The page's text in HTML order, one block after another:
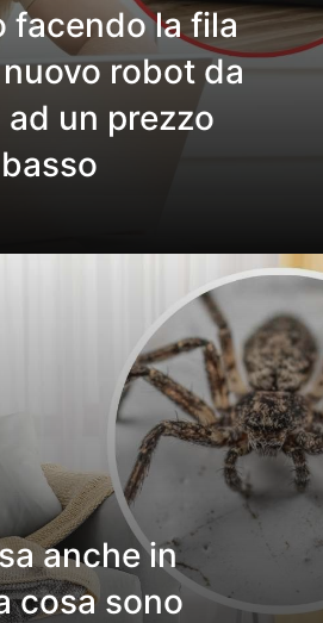
facendo la fila
robot da
un prezzo
anche in
cosa sono